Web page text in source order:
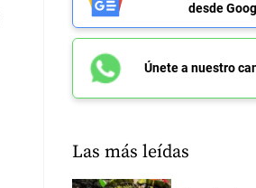
desde
Únete a nuestro
Las más leídas